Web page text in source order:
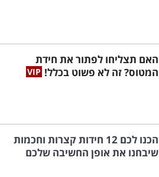
האם תצליחו לפתור את חידת
המטוס? זה לא פשוט בכלל!
הכנו לכם 12 חידות קצרות וחכמות
שיבחנו את אופן החשיבה שלכם